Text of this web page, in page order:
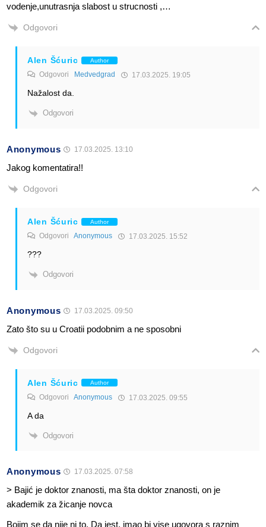
vodenje,unutrasnja slabost u strucnosti ,…
Odgovori
Alen Šćuric Author
Odgovori Medvedgrad 17.03.2025. 19:05
Nažalost da.
Odgovori
Anonymous 17.03.2025. 13:10
Jakog komentatira!!
Odgovori
Alen Šćuric Author
Odgovori Anonymous 17.03.2025. 15:52
???
Odgovori
Anonymous 17.03.2025. 09:50
Zato što su u Croatii podobnim a ne sposobni
Odgovori
Alen Šćuric Author
Odgovori Anonymous 17.03.2025. 09:55
A da
Odgovori
Anonymous 17.03.2025. 07:58
> Bajić je doktor znanosti, ma šta doktor znanosti, on je
akademik za žicanje novca
Bojim se da nije ni to. Da jest, imao bi vise ugovora s raznim